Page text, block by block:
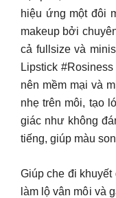
hiệu ứng một đôi
makeup bởi
cả fullsize và
Lipstick
nên mềm mại và
nhẹ trên môi, tạo
giác như không
tiếng, giúp màu
Giúp che đi khuyết
làm lộ vân môi và